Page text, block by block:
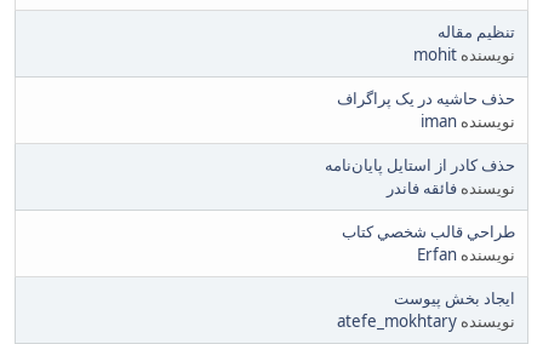
تنظیم مقاله
نویسنده mohit
حذف حاشیه در یک پراگراف
نویسنده iman
حذف کادر از استایل پایان‌نامه
نویسنده فائقه فاندر
طراحي قالب شخصي كتاب
نویسنده Erfan
ایجاد بخش پیوست
نویسنده atefe_mokhtary